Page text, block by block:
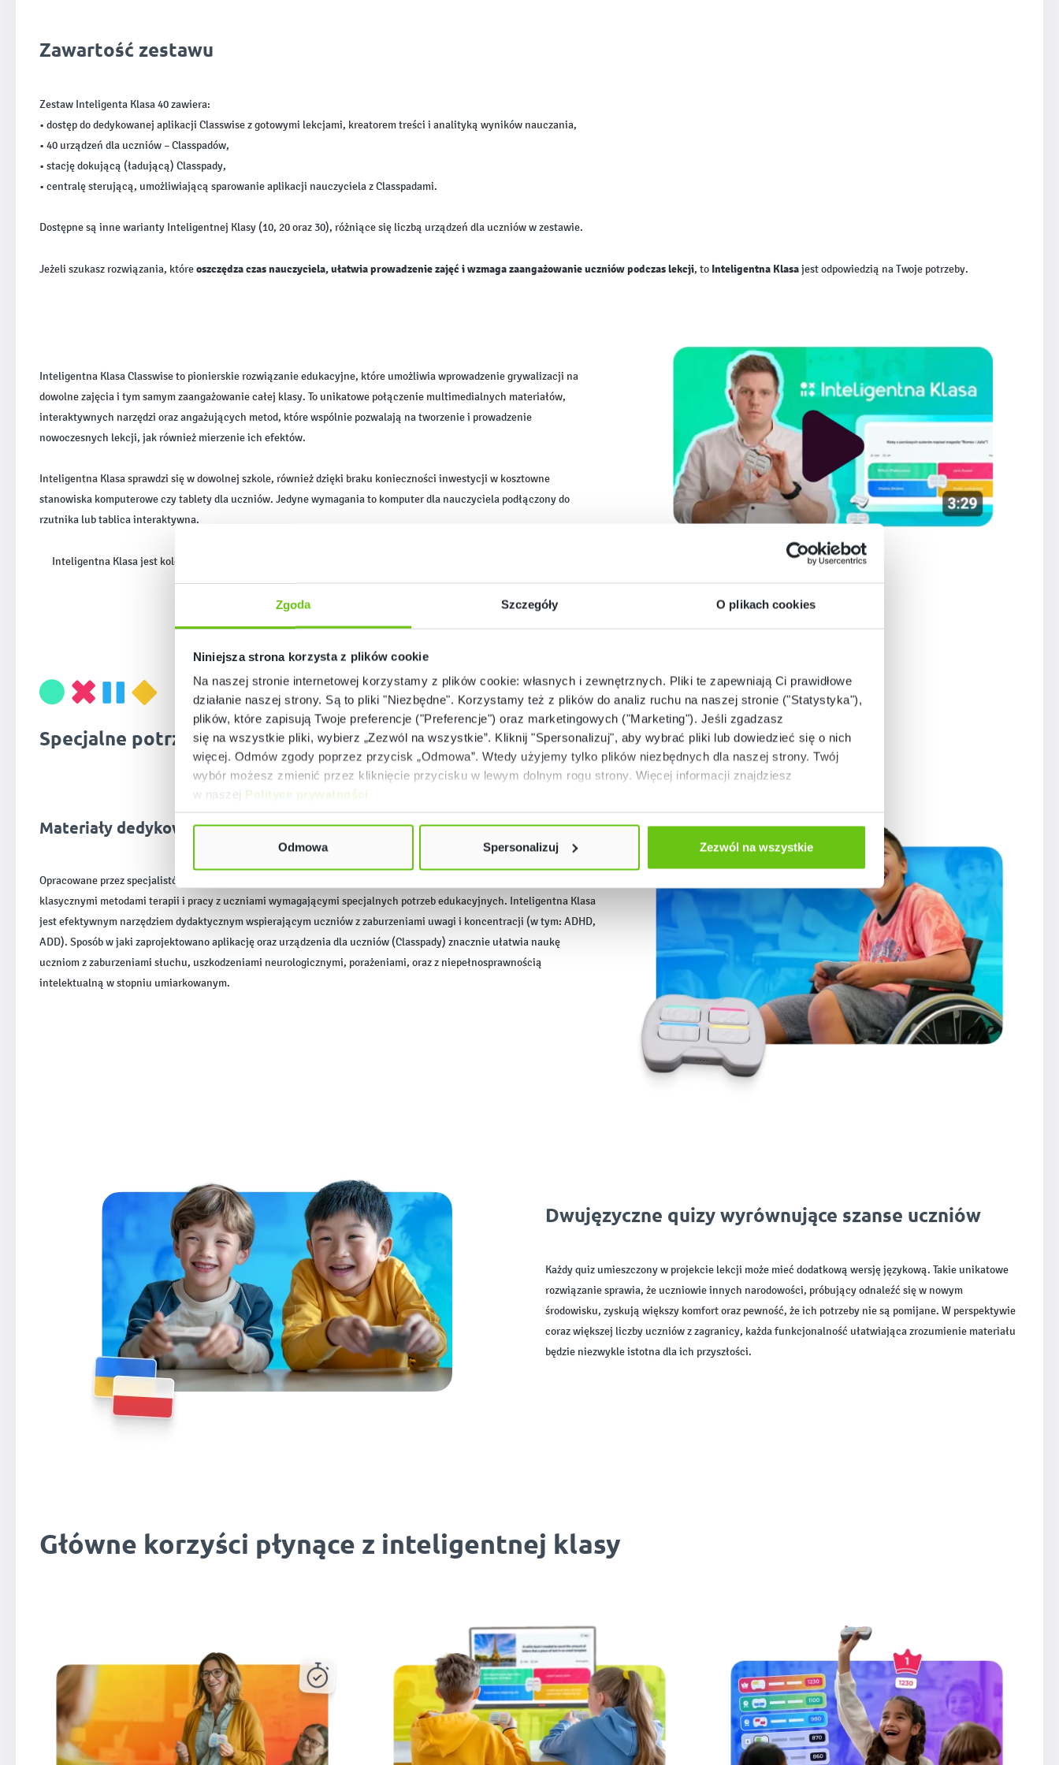
Zgoda Szczegóły O plikach cookies
Niniejsza strona korzysta z plików cookie
Na naszej stronie internetowej korzystamy z plików cookie: własnych i zewnętrznych. Pliki te zapewniają Ci prawidłowe
działanie naszej strony. Są to pliki "Niezbędne". Korzystamy też z plików do analiz ruchu na naszej stronie ("Statystyka"),
plików, które zapisują Twoje preferencje ("Preferencje") oraz marketingowych ("Marketing"). Jeśli zgadzasz
się na wszystkie pliki, wybierz „Zezwól na wszystkie”. Kliknij "Spersonalizuj", aby wybrać pliki lub dowiedzieć się o nich
więcej. Odmów zgody poprzez przycisk „Odmowa”. Wtedy użyjemy tylko plików niezbędnych dla naszej strony. Twój
wybór możesz zmienić przez kliknięcie przycisku w lewym dolnym rogu strony. Więcej informacji znajdziesz
w naszej Polityce prywatności
Odmowa Spersonalizuj Zezwól na wszystkie
Zawartość zestawu
Zestaw Inteligenta Klasa 40 zawiera:
• dostęp do dedykowanej aplikacji Classwise z gotowymi lekcjami, kreatorem treści i analityką wyników nauczania,
• 40 urządzeń dla uczniów – Classpadów,
• stację dokującą (ładującą) Classpady,
• centralę sterującą, umożliwiającą sparowanie aplikacji nauczyciela z Classpadami.
Dostępne są inne warianty Inteligentnej Klasy (10, 20 oraz 30), różniące się liczbą urządzeń dla uczniów w zestawie.
Jeżeli szukasz rozwiązania, któreoszczędza czas nauczyciela, ułatwia prowadzenie zajęć i wzmaga zaangażowanie uczniów podczas lekcji, to Inteligentna Klasajest odpowiedzią na Twoje potrzeby.
Inteligentna Klasa Classwise to pionierskie rozwiązanie edukacyjne, które umożliwia wprowadzenie grywalizacji na
dowolne zajęcia i tym samym zaangażowanie całej klasy. To unikatowe połączenie multimedialnych materiałów,
interaktywnych narzędzi oraz angażujących metod, które wspólnie pozwalają na tworzenie i prowadzenie
nowoczesnych lekcji, jak również mierzenie ich efektów.
Inteligentna Klasa sprawdzi się w dowolnej szkole, również dzięki braku konieczności inwestycji w kosztowne
stanowiska komputerowe czy tablety dla uczniów. Jedyne wymagania to komputer dla nauczyciela podłączony do
rzutnika lub tablica interaktywna.
Inteligentna Klasa jest kolejnym pionierskim rozwiązaniem edukacyjnym twórców polskiego
Specjalne potrzeby edukacyjne i edukacja włączająca
Materiały dedykowane uczniom o specjalnych potrzebach
Opracowane przez specjalistów materiały dostępne bezpłatnie w bibliotece, łączą w sobie najnowsze trendy z
klasycznymi metodami terapii i pracy z uczniami wymagającymi specjalnych potrzeb edukacyjnych. Inteligentna Klasa
jest efektywnym narzędziem dydaktycznym wspierającym uczniów z zaburzeniami uwagi i koncentracji (w tym: ADHD,
ADD). Sposób w jaki zaprojektowano aplikację oraz urządzenia dla uczniów (Classpady) znacznie ułatwia naukę
uczniom z zaburzeniami słuchu, uszkodzeniami neurologicznymi, porażeniami, oraz z niepełnosprawnością
intelektualną w stopniu umiarkowanym.
Dwujęzyczne quizy wyrównujące szanse uczniów
Każdy quiz umieszczony w projekcie lekcji może mieć dodatkową wersję językową. Takie unikatowe
rozwiązanie sprawia, że uczniowie innych narodowości, próbujący odnaleźć się w nowym
środowisku, zyskują większy komfort oraz pewność, że ich potrzeby nie są pomijane. W perspektywie
coraz większej liczby uczniów z zagranicy, każda funkcjonalność ułatwiająca zrozumienie materiału
będzie niezwykle istotna dla ich przyszłości.
Główne korzyści płynące z inteligentnej klasy